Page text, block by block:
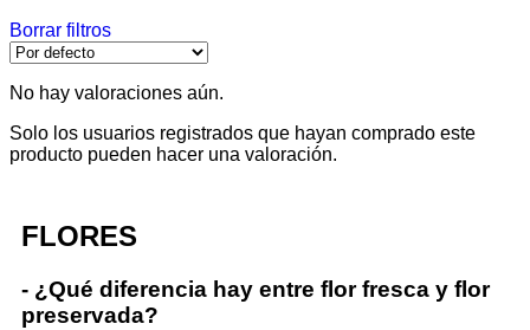
Borrar filtros
No hay valoraciones aún.
Solo los usuarios registrados que hayan comprado este
producto pueden hacer una valoración.
FLORES
- ¿Qué diferencia hay entre flor fresca y flor
preservada?